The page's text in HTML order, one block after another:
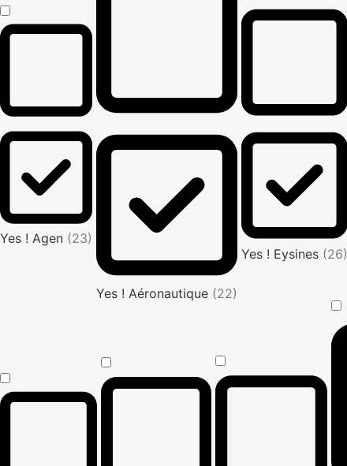
Yes ! Agen (23)
Yes ! Aéronautique (22)
Yes ! Eysines (26)